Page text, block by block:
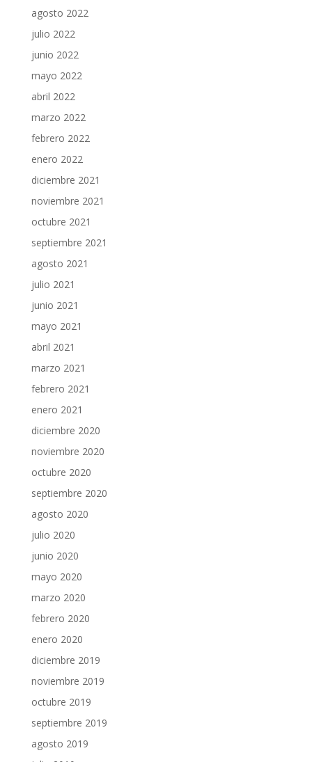
agosto 2022
julio 2022
junio 2022
mayo 2022
abril 2022
marzo 2022
febrero 2022
enero 2022
diciembre 2021
noviembre 2021
octubre 2021
septiembre 2021
agosto 2021
julio 2021
junio 2021
mayo 2021
abril 2021
marzo 2021
febrero 2021
enero 2021
diciembre 2020
noviembre 2020
octubre 2020
septiembre 2020
agosto 2020
julio 2020
junio 2020
mayo 2020
marzo 2020
febrero 2020
enero 2020
diciembre 2019
noviembre 2019
octubre 2019
septiembre 2019
agosto 2019